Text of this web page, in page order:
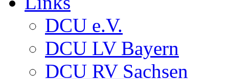
DCU e.V.
DCU LV Bayern
DCU RV Sachsen